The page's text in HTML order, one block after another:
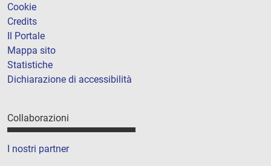
Cookie
Credits
Il Portale
Mappa sito
Statistiche
Dichiarazione di accessibilità
Collaborazioni
I nostri partner